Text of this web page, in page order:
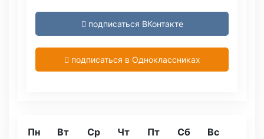
подписаться ВКонтакте
подписаться в Одноклассниках
Пн Вт Ср Чт Пт Сб Вс